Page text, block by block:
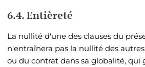
6.4. Entièreté
La nullité d'une des clauses du
n'entraînera pas la nullité des
ou du contrat dans sa globalité, qui